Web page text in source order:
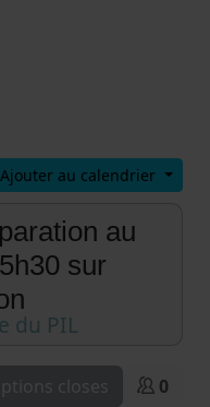
Ajouter au calendrier
au
sur
du PIL
closes 0